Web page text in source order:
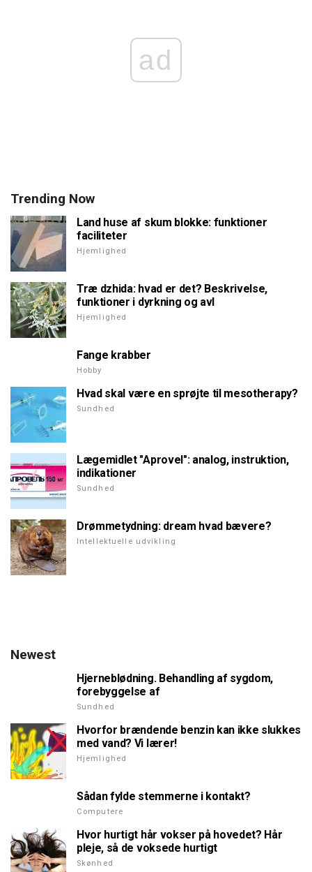
ad
Trending Now
Land huse af skum blokke: funktioner
faciliteter
Hjemlighed
Træ dzhida: hvad er det? Beskrivelse,
funktioner i dyrkning og avl
Hjemlighed
Fange krabber
Hobby
Hvad skal være en sprøjte til mesotherapy?
Sundhed
Lægemidlet "Aprovel": analog, instruktion,
indikationer
Sundhed
Drømmetydning: dream hvad bævere?
Intellektuelle udvikling
Newest
Hjerneblødning. Behandling af sygdom,
forebyggelse af
Sundhed
Hvorfor brændende benzin kan ikke slukkes
med vand? Vi lærer!
Hjemlighed
Sådan fylde stemmerne i kontakt?
Computere
Hvor hurtigt hår vokser på hovedet? Hår
pleje, så de voksede hurtigt
Skønhed